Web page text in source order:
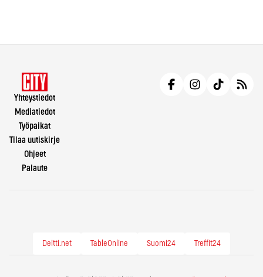
Yhteystiedot
Mediatiedot
Työpaikat
Tilaa uutiskirje
Ohjeet
Palaute
Deitti.net TableOnline Suomi24 Treffit24